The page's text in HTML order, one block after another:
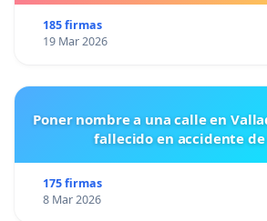
185 firmas
19 Mar 2026
Poner nombre a una calle en
fallecido en accidente
175 firmas
8 Mar 2026